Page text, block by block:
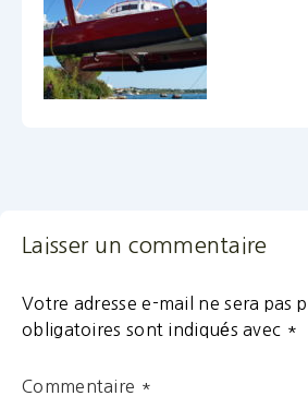
Laisser un commentaire
Votre adresse e-mail ne sera pas
obligatoires sont indiqués avec *
Commentaire *